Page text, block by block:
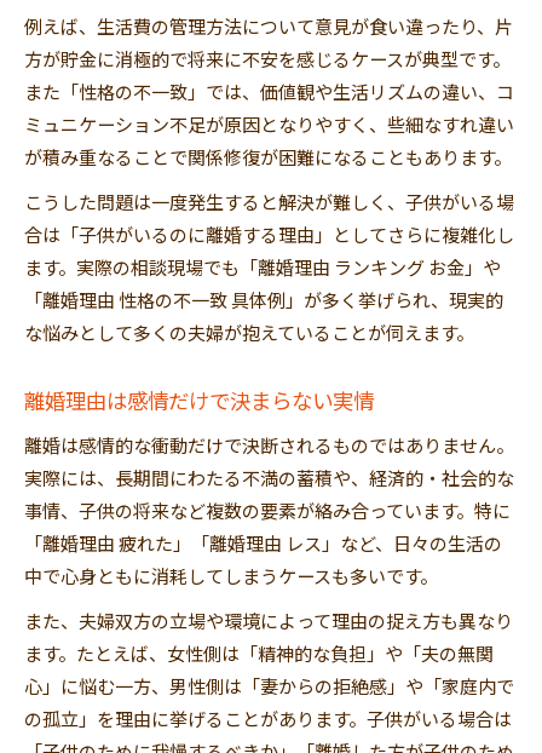
例えば、生活費の管理方法について意見が食い違ったり、片
方が貯金に消極的で将来に不安を感じるケースが典型です。
また「性格の不一致」では、価値観や生活リズムの違い、コ
ミュニケーション不足が原因となりやすく、些細なすれ違い
が積み重なることで関係修復が困難になることもあります。
こうした問題は一度発生すると解決が難しく、子供がいる場
合は「子供がいるのに離婚する理由」としてさらに複雑化し
ます。実際の相談現場でも「離婚理由 ランキング お金」や
「離婚理由 性格の不一致 具体例」が多く挙げられ、現実的
な悩みとして多くの夫婦が抱えていることが伺えます。
離婚理由は感情だけで決まらない実情
離婚は感情的な衝動だけで決断されるものではありません。
実際には、長期間にわたる不満の蓄積や、経済的・社会的な
事情、子供の将来など複数の要素が絡み合っています。特に
「離婚理由 疲れた」「離婚理由 レス」など、日々の生活の
中で心身ともに消耗してしまうケースも多いです。
また、夫婦双方の立場や環境によって理由の捉え方も異なり
ます。たとえば、女性側は「精神的な負担」や「夫の無関
心」に悩む一方、男性側は「妻からの拒絶感」や「家庭内で
の孤立」を理由に挙げることがあります。子供がいる場合は